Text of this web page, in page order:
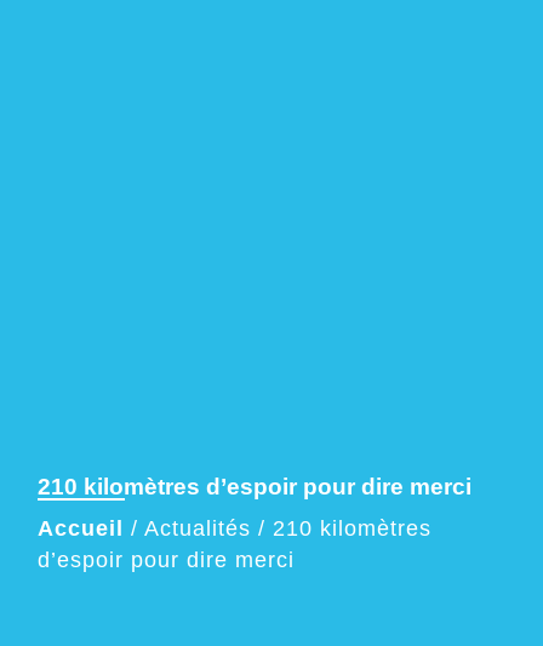
210 kilomètres d’espoir pour dire merci
Accueil / Actualités / 210 kilomètres
d’espoir pour dire merci